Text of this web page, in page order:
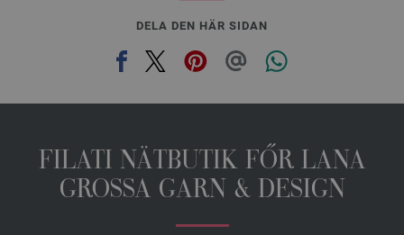
DELA DEN HÄR SIDAN
FILATI NÄTBUTIK FŐR LANA
GROSSA GARN & DESIGN